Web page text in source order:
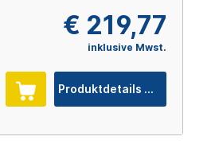
€ 219,77
inklusive Mwst.
Produktdetails